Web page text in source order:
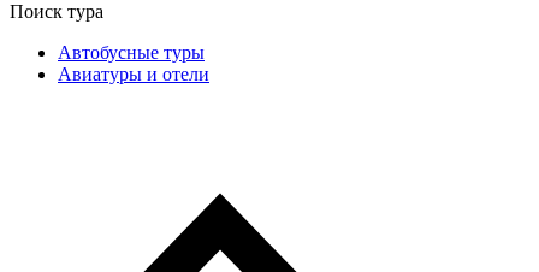
Поиск тура
Автобусные туры
Авиатуры и отели